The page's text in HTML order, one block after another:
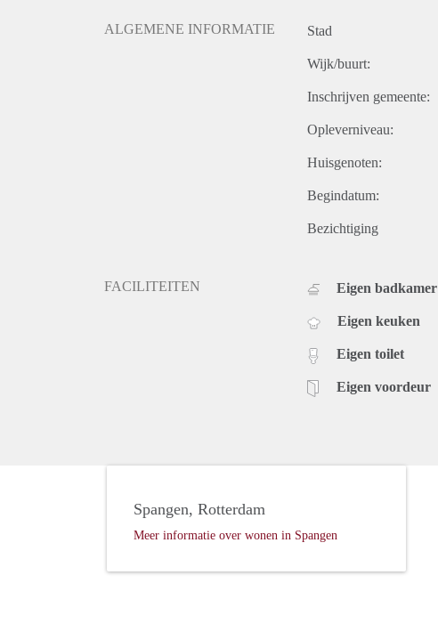
ALGEMENE INFORMATIE Stad
Wijk/buurt:
Inschrijven gemeente:
Opleverniveau:
Huisgenoten:
Begindatum:
Bezichtiging
FACILITEITEN Eigen badkamer
Eigen keuken
Eigen toilet
Eigen voordeur
Spangen, Rotterdam
Meer informatie over wonen in Spangen